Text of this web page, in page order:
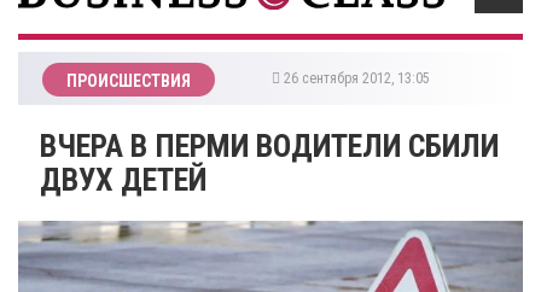
ПРОИСШЕСТВИЯ 26 сентября 2012, 13:05
ВЧЕРА В ПЕРМИ ВОДИТЕЛИ СБИЛИ
ДВУХ ДЕТЕЙ